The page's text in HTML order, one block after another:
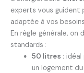
experts vous guident
adaptée à vos
En règle générale, on
standards :
50 litres: idéal
un logement du